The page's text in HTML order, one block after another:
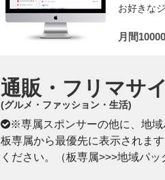
お好きな
月間
通販・フリマサ
(グルメ・ファッション・生活)
※専属スポンサーの他に、地域
板専属から最優先に表示されま
ください。（板専属>>>地域パッ